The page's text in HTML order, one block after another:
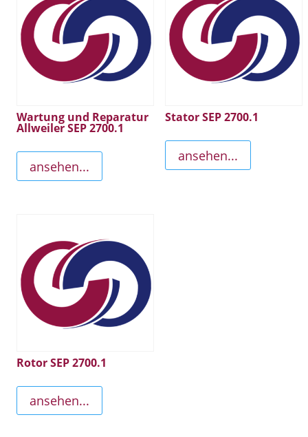
Wartung und Reparatur
Allweiler SEP 2700.1
ansehen...
Stator SEP 2700.1
ansehen...
Rotor SEP 2700.1
ansehen...